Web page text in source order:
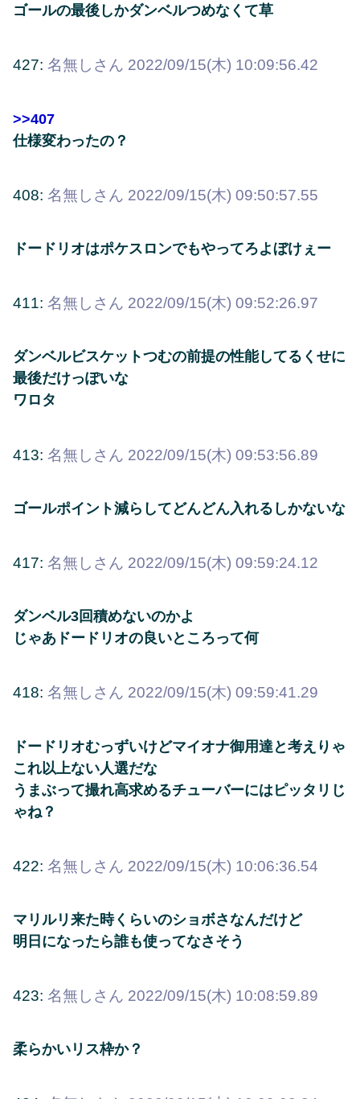
ゴールの最後しかダンベルつめなくて草
427: 名無しさん 2022/09/15(木) 10:09:56.42
>>407
仕様変わったの？
408: 名無しさん 2022/09/15(木) 09:50:57.55
ドードリオはポケスロンでもやってろよぼけぇー
411: 名無しさん 2022/09/15(木) 09:52:26.97
ダンベルビスケットつむの前提の性能してるくせに
最後だけっぽいな
ワロタ
413: 名無しさん 2022/09/15(木) 09:53:56.89
ゴールポイント減らしてどんどん入れるしかないな
417: 名無しさん 2022/09/15(木) 09:59:24.12
ダンベル3回積めないのかよ
じゃあドードリオの良いところって何
418: 名無しさん 2022/09/15(木) 09:59:41.29
ドードリオむっずいけどマイオナ御用達と考えりゃ
これ以上ない人選だな
うまぶって撮れ高求めるチューバーにはピッタリじ
ゃね？
422: 名無しさん 2022/09/15(木) 10:06:36.54
マリルリ来た時くらいのショボさなんだけど
明日になったら誰も使ってなさそう
423: 名無しさん 2022/09/15(木) 10:08:59.89
柔らかいリス枠か？